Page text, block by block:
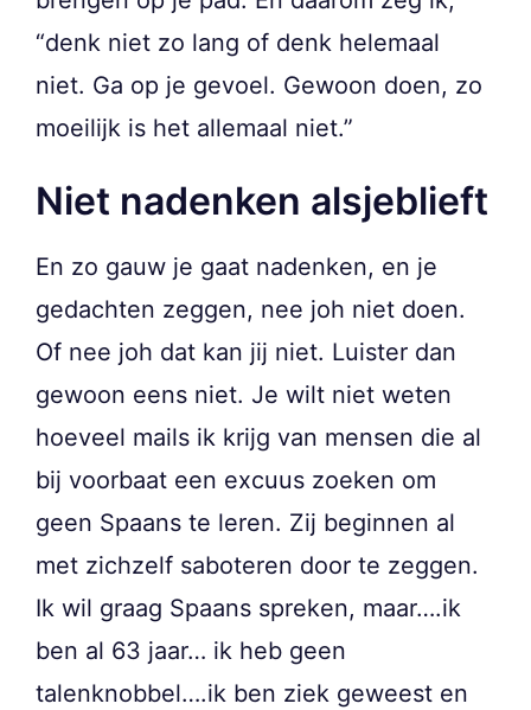
“denk niet zo lang of denk helemaal
niet. Ga op je gevoel. Gewoon doen, zo
moeilijk is het allemaal niet.”
Niet nadenken alsjeblieft
En zo gauw je gaat nadenken, en je
gedachten zeggen, nee joh niet doen.
Of nee joh dat kan jij niet. Luister dan
gewoon eens niet. Je wilt niet weten
hoeveel mails ik krijg van mensen die al
bij voorbaat een excuus zoeken om
geen Spaans te leren. Zij beginnen al
met zichzelf saboteren door te zeggen.
Ik wil graag Spaans spreken, maar….ik
ben al 63 jaar… ik heb geen
talenknobbel….ik ben ziek geweest en